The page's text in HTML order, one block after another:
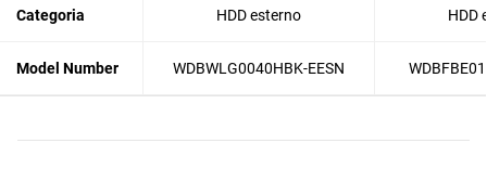
Categoria HDD esterno HDD
Model Number WDBWLG0040HBK-EESN